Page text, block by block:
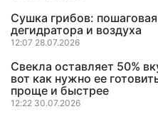
Сушка грибов:
дегидратора и воздуха
12:07 28.07.2026
Свекла оставляет 50%
вот как нужно ее
проще и быстрее
12:22 30.07.2026